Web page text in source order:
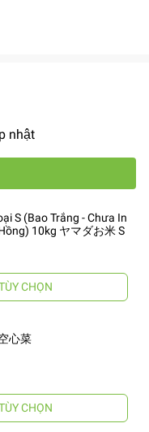
nhật
S (Bao Trắng - Chưa In
10kg ヤマダお米 S
CHỌN
心菜
CHỌN